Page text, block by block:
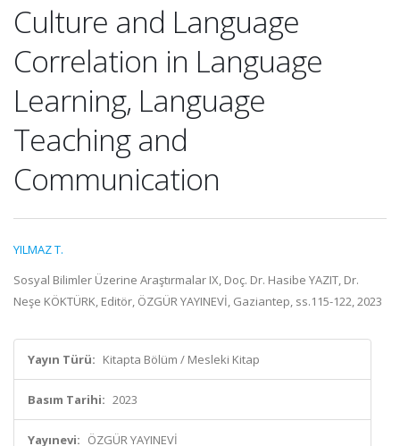
Culture and Language
Correlation in Language
Learning, Language
Teaching and
Communication
YILMAZ T.
Sosyal Bilimler Üzerine Araştırmalar IX, Doç. Dr. Hasibe YAZIT, Dr.
Neşe KÖKTÜRK, Editör, ÖZGÜR YAYINEVİ, Gaziantep, ss.115-122, 2023
Yayın Türü: Kitapta Bölüm / Mesleki Kitap
Basım Tarihi: 2023
Yayınevi: ÖZGÜR YAYINEVİ